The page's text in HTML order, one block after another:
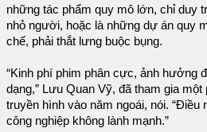
những tác phẩm quy mô lớn, chỉ duy
nhỏ người, hoặc là những dự án quy
chế, phải thắt lưng buộc bụng.
“Kinh phí phim phân cực, ảnh hưởng
dạng,” Lưu Quan Vỹ, đã tham gia
truyền hình vào năm ngoái, nói. “Điều
công nghiệp không lành mạnh.”